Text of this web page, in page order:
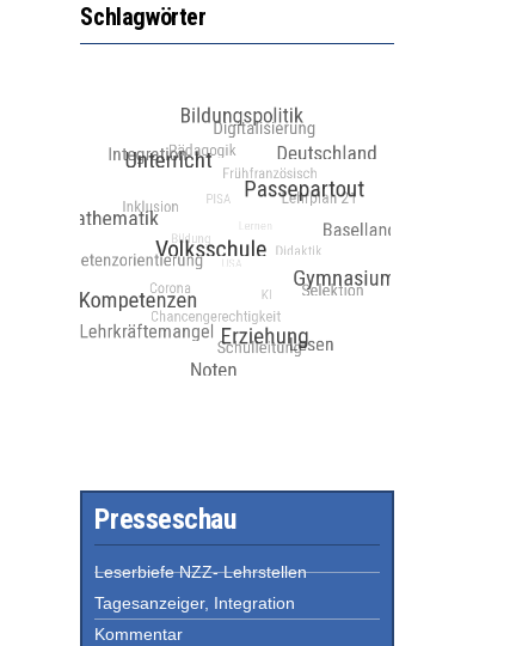
Schlagwörter
Presseschau
Leserbiefe NZZ- Lehrstellen
Tagesanzeiger, Integration
Kommentar